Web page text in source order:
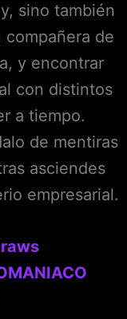
sino también
de
y encontrar
con distintos
a tiempo.
de mentiras
asciendes
empresarial.